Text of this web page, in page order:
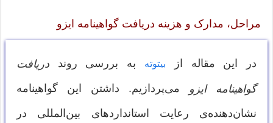
مراحل، مدارک و هزینه دریافت گواهینامه ایزو
در این مقاله از بیتوته به بررسی رونددریافت
گواهینامه ایزو می‌پردازیم. داشتن این گواهینامه
نشان‌دهنده‌ی رعایت استانداردهای بین‌المللی در